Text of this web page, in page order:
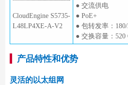
CloudEngine S5735-
L48LP4XE-A-V2
● 交流供电
● PoE+
● 包转发率：180/
● 交换容量：520
产品特性和优势
灵活的以太组网